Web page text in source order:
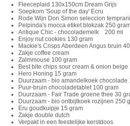
Fleeceplaid 130x150cm Dream Grijs
Soepkom 'Soup of the day' Ecru
Rode Wijn Don Simon seleccion
Pelpinda's mocca etiket blokzak 250
Antique Chic - chocolademelk 200 ml
Enjoy nut cookies 130 gram
Mackie's Crisps Aberdeen Angus bruin
Zakje coffee cream
Zalmmouse 100 gram
Best bite chips sour cream & onion beige
Hero Honing 15 gram
Duurzaam - bio amandelkoek chocolade
Puur-bruin chocoladetablet 100 gram
Duurzaam - Fair Trade groene thee 30
Duurzaam - bio ontbijtkoek rozijnen 250
Eru goudkuipje 15 gram
Zakje double dutch
Verpakt in een feestelijke kerstdoos